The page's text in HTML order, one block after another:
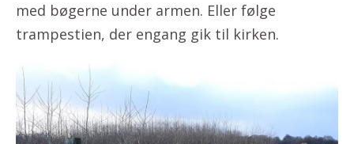
med bøgerne under armen. Eller følge
trampestien, der engang gik til kirken.